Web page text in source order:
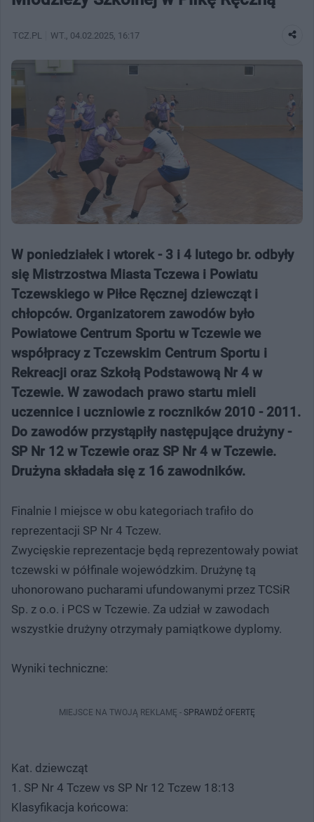
TCZ.PL WT. , 04.02.2025, 16:17
W poniedziałek i wtorek - 3 i 4 lutego br. odbyły
się Mistrzostwa Miasta Tczewa i Powiatu
Tczewskiego w Piłce Ręcznej dziewcząt i
chłopców. Organizatorem zawodów było
Powiatowe Centrum Sportu w Tczewie we
współpracy z Tczewskim Centrum Sportu i
Rekreacji oraz Szkołą Podstawową Nr 4 w
Tczewie. W zawodach prawo startu mieli
uczennice i uczniowie z roczników 2010 - 2011.
Do zawodów przystąpiły następujące drużyny -
SP Nr 12 w Tczewie oraz SP Nr 4 w Tczewie.
Drużyna składała się z 16 zawodników.
Finalnie I miejsce w obu kategoriach trafiło do
reprezentacji SP Nr 4 Tczew.
Zwycięskie reprezentacje będą reprezentowały powiat
tczewski w półfinale wojewódzkim. Drużynę tą
uhonorowano pucharami ufundowanymi przez TCSiR
Sp. z o.o. i PCS w Tczewie. Za udział w zawodach
wszystkie drużyny otrzymały pamiątkowe dyplomy.
Wyniki techniczne:
MIEJSCE NA TWOJĄ REKLAMĘ - SPRAWDŹ OFERTĘ
Kat. dziewcząt
1. SP Nr 4 Tczew vs SP Nr 12 Tczew 18:13
Klasyfikacja końcowa: